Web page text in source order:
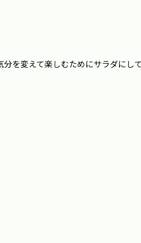
を変えて楽しむためにサラダにし